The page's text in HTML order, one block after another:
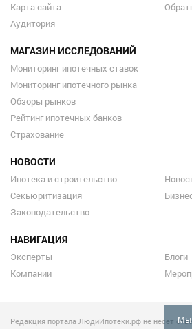
Мы
Карта сайта
Аудитория
МАГАЗИН ИССЛЕДОВАНИЙ
Мониторинг ипотечных ставок
Мониторинг ипотечного рынка
Обзоры рынков
Рейтинг ипотечных банков
Страхование
НОВОСТИ
Ипотека и строительство
Секьюритизация
Законодательство
НАВИГАЦИЯ
Эксперты
Компании
Блоги
Редакция портала ЛюдиИпотеки.рф не несет